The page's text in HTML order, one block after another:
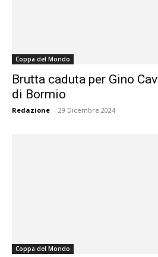
Coppa del Mondo
Brutta caduta per Gino
di Bormio
Redazione - 29 Dicembre 2024
Coppa del Mondo